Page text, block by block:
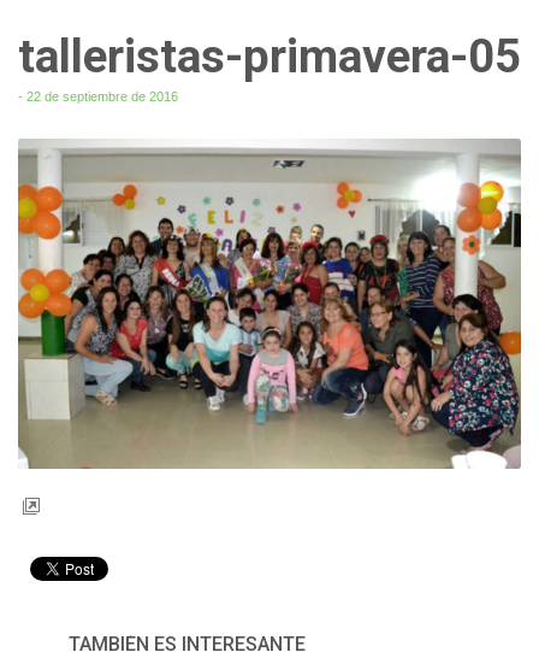
talleristas-primavera-05
- 22 de septiembre de 2016
TAMBIÉN ES INTERESANTE